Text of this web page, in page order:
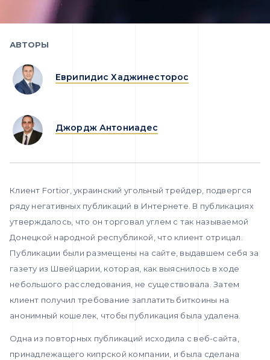
АВТОРЫ
Еврипидис Хаджинесторос
Джордж Антониадес
Клиент Fortior, украинский угольный трейдер, подвергся
ряду негативных публикаций в Интернете. В публикациях
утверждалось, что он торговал углем с так называемой
Донецкой народной республикой, что клиент отрицал.
Публикации были размещены на сайте, выдавшем себя за
газету из Швейцарии, которая, как выяснилось в ходе
небольшого расследования, не существовала. Затем
клиент получил требование заплатить биткоины на
анонимный кошелек, чтобы публикация была удалена.
Одна из повторных публикаций исходила с веб-сайта,
принадлежащего кипрской компании, и была сделана